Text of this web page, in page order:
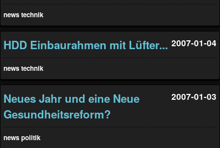
news technik
HDD Einbaurahmen mit Lüfter... 2007-01-04
news technik
Neues Jahr und eine Neue
Gesundheitsreform?
2007-01-03
news politik